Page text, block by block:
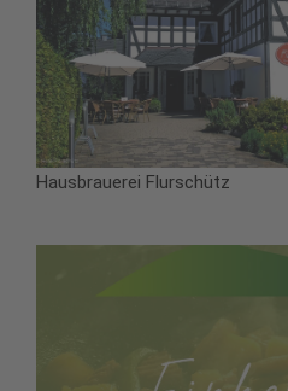
Hausbrauerei Flurschütz